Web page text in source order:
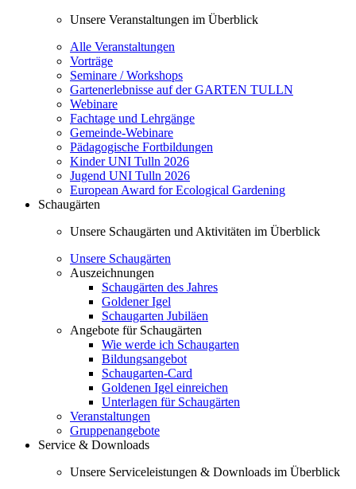
Unsere Veranstaltungen im Überblick
Alle Veranstaltungen
Vorträge
Seminare / Workshops
Gartenerlebnisse auf der GARTEN TULLN
Webinare
Fachtage und Lehrgänge
Gemeinde-Webinare
Pädagogische Fortbildungen
Kinder UNI Tulln 2026
Jugend UNI Tulln 2026
European Award for Ecological Gardening
Schaugärten
Unsere Schaugärten und Aktivitäten im Überblick
Unsere Schaugärten
Auszeichnungen
Schaugärten des Jahres
Goldener Igel
Schaugarten Jubiläen
Angebote für Schaugärten
Wie werde ich Schaugarten
Bildungsangebot
Schaugarten-Card
Goldenen Igel einreichen
Unterlagen für Schaugärten
Veranstaltungen
Gruppenangebote
Service & Downloads
Unsere Serviceleistungen & Downloads im Überblick